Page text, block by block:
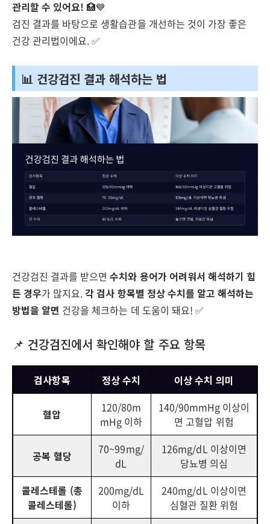
관리할 수 있어요! 🏥💙
검진 결과를 바탕으로 생활습관을 개선하는 것이 가장 좋은
건강 관리법이에요. ✅
📊 건강검진 결과 해석하는 법
건강검진 결과를 받으면수치와 용어가 어려워서 해석하기 힘
든 경우가 많지요.각 검사 항목별 정상 수치를 알고 해석하는
방법을 알면 건강을 체크하는 데 도움이 돼요! ✅
📌 건강검진에서 확인해야 할 주요 항목
검사항목 정상 수치 이상 수치 의미
혈압
120/80m
mHg 이하
140/90mmHg 이상이
면 고혈압 위험
공복 혈당
70~99mg/
dL
126mg/dL 이상이면
당뇨병 의심
콜레스테롤 (총
콜레스테롤)
200mg/dL
이하
240mg/dL 이상이면
심혈관 질환 위험